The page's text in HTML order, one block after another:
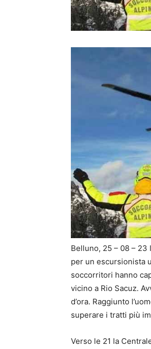
Belluno, 25 – 08 –
per un escursionista
soccorritori hanno
vicino a Rio Sacuz.
d’ora. Raggiunto
superare i tratti più
Verso le 21 la